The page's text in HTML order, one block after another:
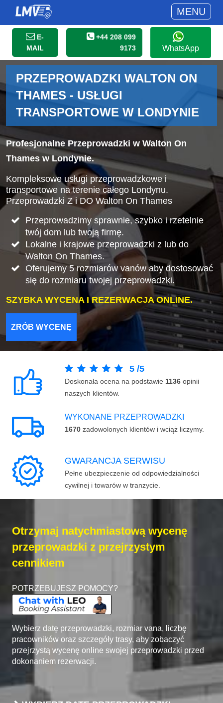
MENU
E-
MAIL
+44 208 099
9173
WhatsApp
PRZEPROWADZKI WALTON ON
THAMES - USŁUGI
TRANSPORTOWE W LONDYNIE
Profesjonalne Przeprowadzki w Walton On
Thames w Londynie.
Kompleksowe usługi przeprowadzkowe i
transportowe na terenie całego Londynu.
Przeprowadzki Z i DO Walton On Thames
Przeprowadzimy sprawnie, szybko i rzetelnie
twój dom lub twoją firmę.
Lokalne i krajowe przeprowadzki z lub do
Walton On Thames.
Oferujemy 5 rozmiarów vanów aby dostosować
się do rozmiaru twojej przeprowadzki.
SZYBKA WYCENA I REZERWACJA ONLINE.
ZRÓB WYCENĘ
5 /5
Doskonała ocena na podstawie 1136 opinii
naszych klientów.
WYKONANE PRZEPROWADZKI
1670 zadowolonych klientów i wciąż liczymy.
GWARANCJA SERWISU
Pełne ubezpieczenie od odpowiedzialności
cywilnej i towarów w tranzycie.
Otrzymaj natychmiastową wycenę
przeprowadzki z przejrzystym
cennikiem
POTRZEBUJESZ POMOCY?
Wybierz datę przeprowadzki, rozmiar vana, liczbę
pracowników oraz szczegóły trasy, aby zobaczyć
przejrzystą wycenę online swojej przeprowadzki przed
dokonaniem rezerwacji.